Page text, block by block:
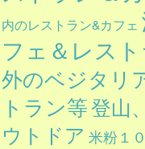
内のレストラン&カフェ
フェ＆レス
外のベジタリ
トラン等登山
ウトドア 米粉１